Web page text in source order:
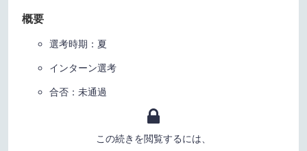
概要
選考時期：夏
インターン選考
合否：未通過
この続きを閲覧するには、